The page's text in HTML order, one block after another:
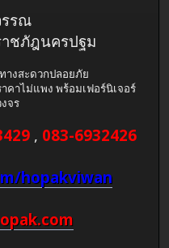
รรณ
าชภัฎนครปฐม
างสะดวกปลอยภัย
คาไม่แพง พร้อมเฟอร์นิเจอร์
จร
, 083-6932426
hopakviwan